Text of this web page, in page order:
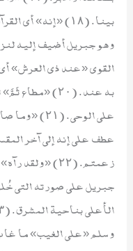
بينا. (١٨) «إنه»
القوى «عند ذي العرش»
به عند. (٢٠)
على الوحي.
عطف على إنه إلى آخر
زعمتم. (٢٢)
جبريل على صورته التي
وسلم «على الغيب» ما